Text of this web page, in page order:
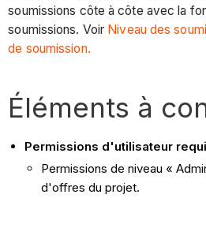
soumissions côte à côte avec la
soumissions. Voir Niveau des
de soumission.
Éléments à
Permissions d'utilisateur
Permissions de niveau «
d'offres du projet.